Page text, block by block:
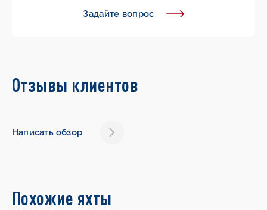
Задайте вопрос
Отзывы клиентов
Написать обзор
Похожие яхты